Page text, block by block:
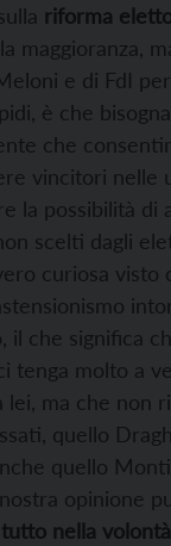
riforma
maggioranza,
e di FdI
è che
che
vincitori nelle
la possibilità di
scelti dagli
curiosa visto
il che significa
tenga molto a
lei, ma che non
quello
quello
opinione
nella